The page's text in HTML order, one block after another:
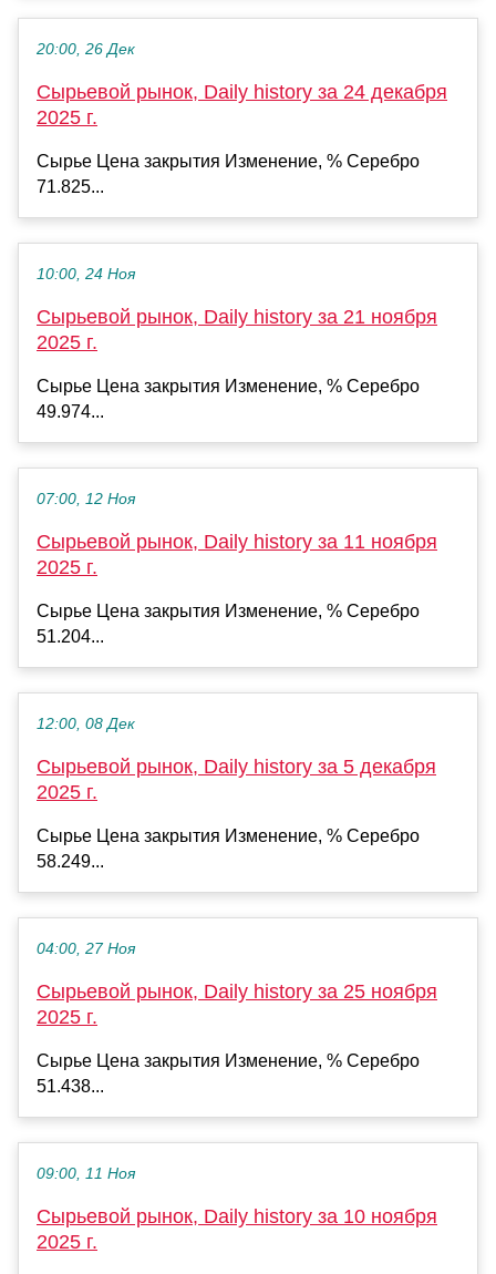
20:00, 26 Дек
Сырьевой рынок, Daily history за 24 декабря
2025 г.
Сырье Цена закрытия Изменение, % Серебро
71.825...
10:00, 24 Ноя
Сырьевой рынок, Daily history за 21 ноября
2025 г.
Сырье Цена закрытия Изменение, % Серебро
49.974...
07:00, 12 Ноя
Сырьевой рынок, Daily history за 11 ноября
2025 г.
Сырье Цена закрытия Изменение, % Серебро
51.204...
12:00, 08 Дек
Сырьевой рынок, Daily history за 5 декабря
2025 г.
Сырье Цена закрытия Изменение, % Серебро
58.249...
04:00, 27 Ноя
Сырьевой рынок, Daily history за 25 ноября
2025 г.
Сырье Цена закрытия Изменение, % Серебро
51.438...
09:00, 11 Ноя
Сырьевой рынок, Daily history за 10 ноября
2025 г.